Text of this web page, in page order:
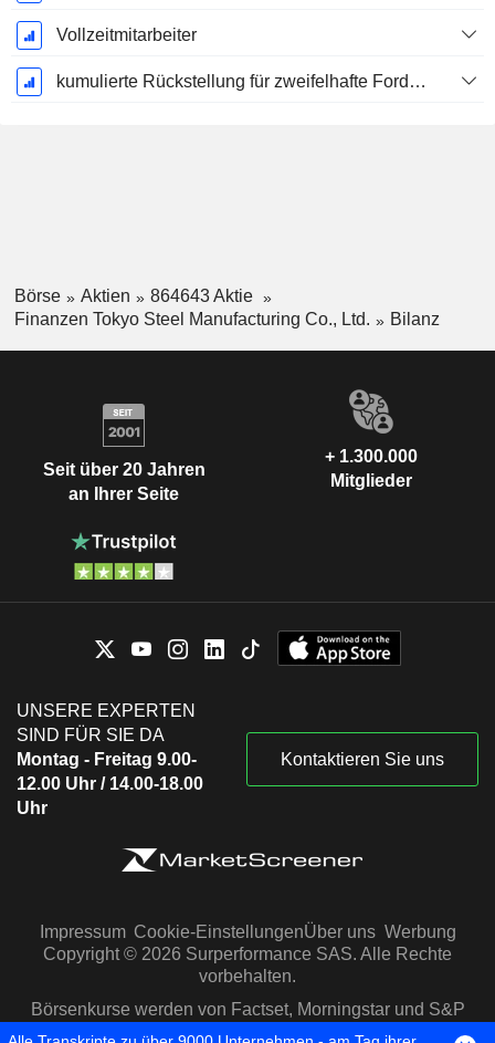
Vollzeitmitarbeiter
kumulierte Rückstellung für zweifelhafte Forderungen (Zusatz)
Börse Aktien
864643 Aktie
Finanzen Tokyo Steel Manufacturing Co., Ltd.
Bilanz
Seit über 20 Jahren
an Ihrer Seite
+ 1.300.000
Mitglieder
UNSERE EXPERTEN
SIND FÜR SIE DA
Montag - Freitag 9.00-
12.00 Uhr / 14.00-18.00
Uhr
Kontaktieren Sie uns
Impressum Cookie-EinstellungenÜber uns Werbung
Copyright © 2026 Surperformance SAS. Alle Rechte
vorbehalten.
Börsenkurse werden von Factset, Morningstar und S&P
Capital IQ zur Verfügung gestellt